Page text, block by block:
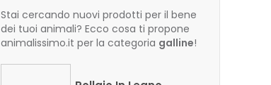
Stai cercando nuovi prodotti per il bene
dei tuoi animali? Ecco cosa ti propone
animalissimo.it per la categoria galline!